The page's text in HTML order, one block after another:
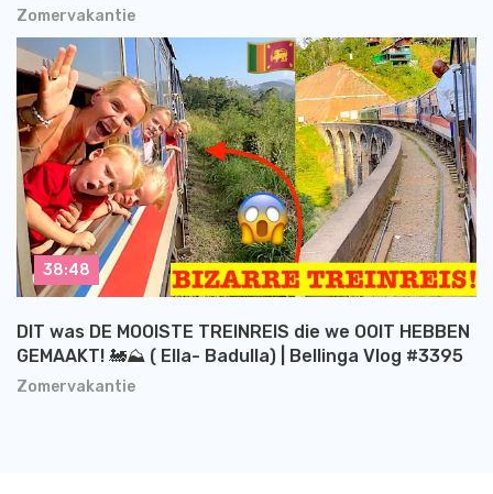
Zomervakantie
Zomervakantie
DIT was DE MOOISTE TREINREIS die we OOIT HEBBEN
GEMAAKT! 🚂⛰️ ( Ella- Badulla) | Bellinga Vlog #3395
38:48